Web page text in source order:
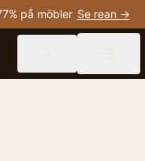
på möbler Se rean →